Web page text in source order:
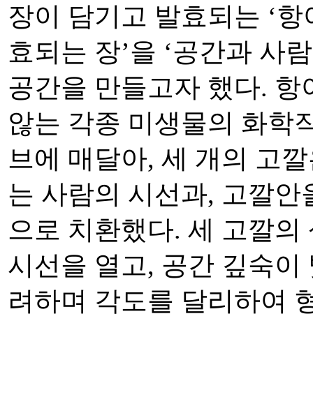
장이 담기고 발효되는 ‘
효되는 장’을 ‘공간과 사
공간을 만들고자 했다.
않는 각종 미생물의 화학
브에 매달아, 세 개의 고
는 사람의 시선과, 고깔
으로 치환했다. 세 고깔
시선을 열고, 공간 깊숙
려하며 각도를 달리하여